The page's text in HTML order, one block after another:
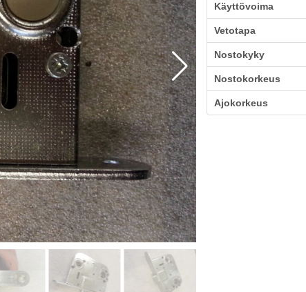
Käyttövoima
Vetotapa
Nostokyky
Nostokorkeus
Ajokorkeus